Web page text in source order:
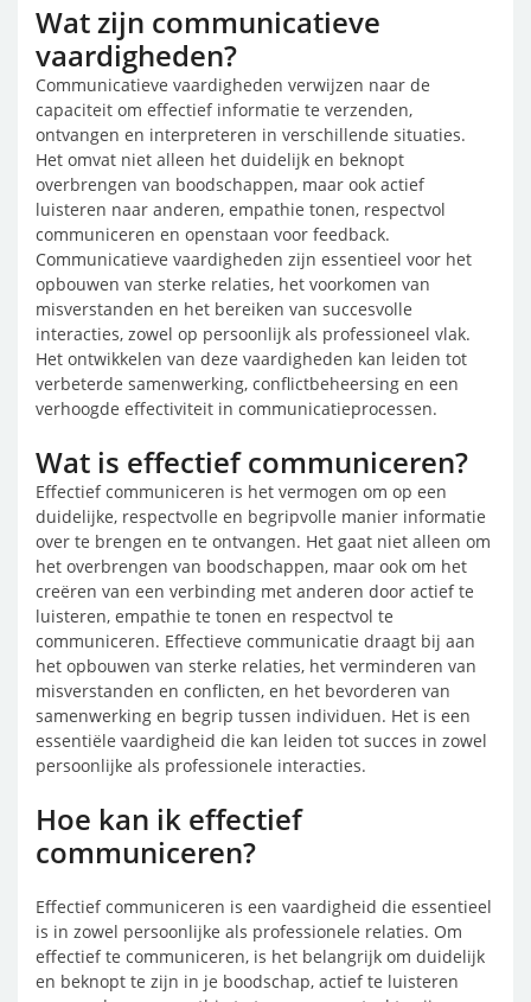
Wat zijn communicatieve
vaardigheden?
Communicatieve vaardigheden verwijzen naar de
capaciteit om effectief informatie te verzenden,
ontvangen en interpreteren in verschillende situaties.
Het omvat niet alleen het duidelijk en beknopt
overbrengen van boodschappen, maar ook actief
luisteren naar anderen, empathie tonen, respectvol
communiceren en openstaan voor feedback.
Communicatieve vaardigheden zijn essentieel voor het
opbouwen van sterke relaties, het voorkomen van
misverstanden en het bereiken van succesvolle
interacties, zowel op persoonlijk als professioneel vlak.
Het ontwikkelen van deze vaardigheden kan leiden tot
verbeterde samenwerking, conflictbeheersing en een
verhoogde effectiviteit in communicatieprocessen.
Wat is effectief communiceren?
Effectief communiceren is het vermogen om op een
duidelijke, respectvolle en begripvolle manier informatie
over te brengen en te ontvangen. Het gaat niet alleen om
het overbrengen van boodschappen, maar ook om het
creëren van een verbinding met anderen door actief te
luisteren, empathie te tonen en respectvol te
communiceren. Effectieve communicatie draagt bij aan
het opbouwen van sterke relaties, het verminderen van
misverstanden en conflicten, en het bevorderen van
samenwerking en begrip tussen individuen. Het is een
essentiële vaardigheid die kan leiden tot succes in zowel
persoonlijke als professionele interacties.
Hoe kan ik effectief
communiceren?
Effectief communiceren is een vaardigheid die essentieel
is in zowel persoonlijke als professionele relaties. Om
effectief te communiceren, is het belangrijk om duidelijk
en beknopt te zijn in je boodschap, actief te luisteren